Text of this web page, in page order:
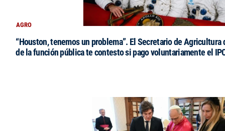
AGRO
“Houston, tenemos un problema”. El Secretario de Agricultura
de la función pública te contesto si pago voluntariamente el